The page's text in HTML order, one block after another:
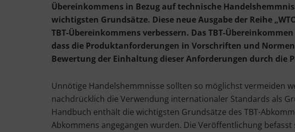
Übereinkommens in Bezug auf technische
wichtigsten Grundsätze. Diese neue Ausgabe der Reihe
TBT-Übereinkommens verbessern. Das TBT-
dass die Produktanforderungen in Vorschriften und
Bewertung der Einhaltung dieser Anforderungen durch
Unnötige Handelshemmnisse sollten so möglichst vermeiden
nachdrücklich die Verwendung internationaler Standards als
Handbuch enthält die wichtigsten Grundsätze des TBT-
Abkommens angegangen wurden. Die Veröffentlichung